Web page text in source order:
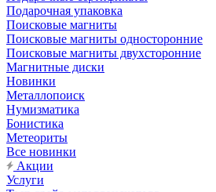
Подарочная упаковка
Поисковые магниты
Поисковые магниты односторонние
Поисковые магниты двухсторонние
Магнитные диски
Новинки
Металлопоиск
Нумизматика
Бонистика
Метеориты
Все новинки
Акции
Услуги